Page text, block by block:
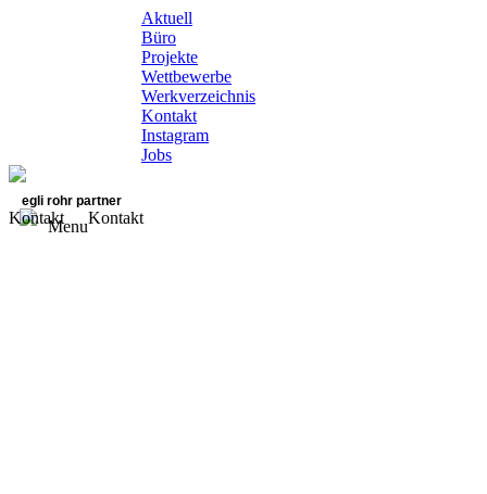
Aktuell
Büro
Projekte
Wettbewerbe
Werkverzeichnis
Kontakt
Instagram
Jobs
egli rohr partner
Menu
Kontakt Kontakt